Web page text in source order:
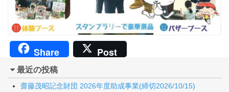
Share Post
最近の投稿
齋藤茂昭記念財団 2026年度助成事業(締切2026/10/15)